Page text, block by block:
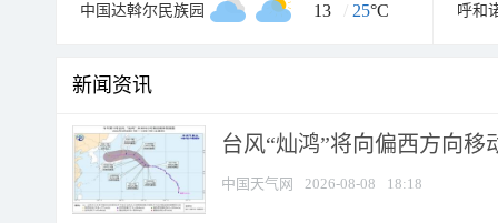
中国达斡尔民族园 13 / 25°C 呼和
新闻资讯
台风“灿鸿”将向偏西方向移
中国天气网 2026-08-08 18:18